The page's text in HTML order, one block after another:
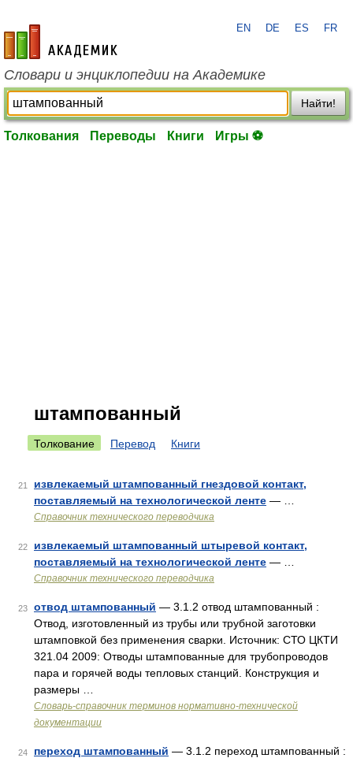
academic.ru
EN DE ES FR
Словари и энциклопедии на Академике
Найти!
Толкования Переводы Книги Игры ⚽
штампованный
Толкование Перевод Книги
21
извлекаемый штампованный гнездовой контакт,
поставляемый на технологической ленте — …
Справочник технического переводчика
22
извлекаемый штампованный штыревой контакт,
поставляемый на технологической ленте — …
Справочник технического переводчика
23 отвод штампованный — 3.1.2 отвод штампованный :
Отвод, изготовленный из трубы или трубной заготовки
штамповкой без применения сварки. Источник: СТО ЦКТИ
321.04 2009: Отводы штампованные для трубопроводов
пара и горячей воды тепловых станций. Конструкция и
размеры …
Словарь-справочник терминов нормативно-технической
документации
24 переход штампованный — 3.1.2 переход штампованный :